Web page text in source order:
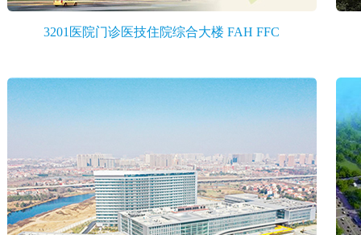
3201医院门诊医技住院综合大楼 FAH FFC